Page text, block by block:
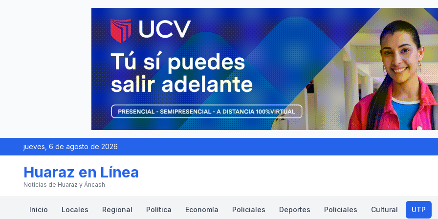
jueves, 6 de agosto de 2026
Huaraz en Línea
Noticias de Huaraz y Áncash
Inicio Locales Regional Política Economía Policiales Deportes Policiales Cultural UTP